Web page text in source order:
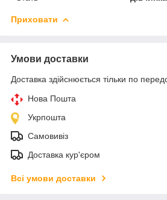
Приховати
Умови доставки
Доставка здійснюється тільки по
Нова Пошта
Укрпошта
Самовивіз
Доставка кур'єром
Всі умови доставки